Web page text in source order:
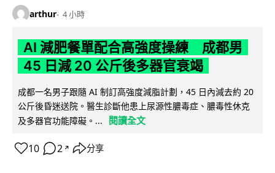
arthur 4 小時
AI 減肥餐單配合高強度操練 成都男
45 日減 20 公斤後多器官衰竭
成都一名男子跟隨 AI 制訂高強度減脂計劃，45 日內減去約 20
公斤後昏迷送院。醫生診斷他患上尿源性膿毒症、膿毒性休克
及多器官功能障礙。...
閱讀全文
10 2 ↗ 分享